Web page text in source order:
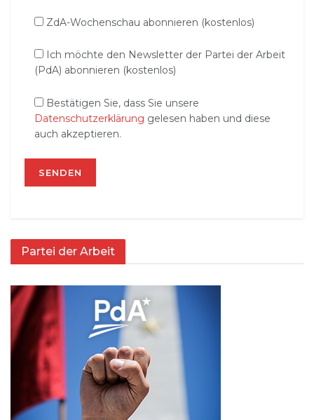
ZdA-Wochenschau abonnieren (kostenlos)
Ich möchte den Newsletter der Partei der Arbeit
(PdA) abonnieren (kostenlos)
Bestätigen Sie, dass Sie unsere
Datenschutzerklärung gelesen haben und diese
auch akzeptieren.
Partei der Arbeit